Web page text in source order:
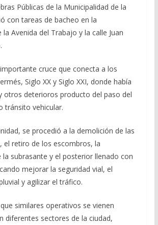
Públicas de la Municipalidad de la
con tareas de bacheo en la
Avenida del Trabajo y la calle Juan
cruce que conecta a los
Siglo XX y Siglo XXI, donde había
otros deterioros producto del paso del
tránsito vehicular.
se procedió a la demolición de las
el retiro de los escombros, la
la subrasante y el posterior llenado con
mejorar la seguridad vial, el
y agilizar el tráfico.
similares operativos se vienen
diferentes sectores de la ciudad,